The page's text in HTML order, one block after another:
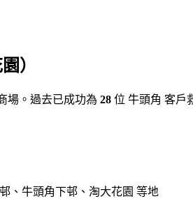
）
場。過去已成功為 28 位 牛頭角 客戶
、牛頭角下邨、淘大花園 等地